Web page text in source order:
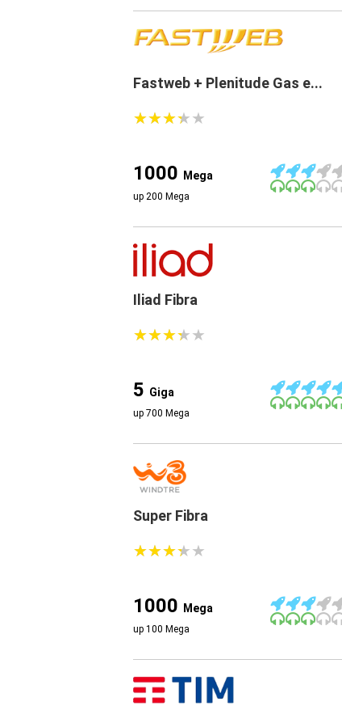
Fastweb + Plenitude Gas e...
★★★★★
★★★★★
1000 Mega
up 200 Mega
Iliad Fibra
★★★★★
★★★★★
5 Giga
up 700 Mega
Super Fibra
★★★★★
★★★★★
1000 Mega
up 100 Mega